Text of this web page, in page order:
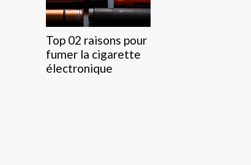
Top 02 raisons pour
fumer la cigarette
électronique